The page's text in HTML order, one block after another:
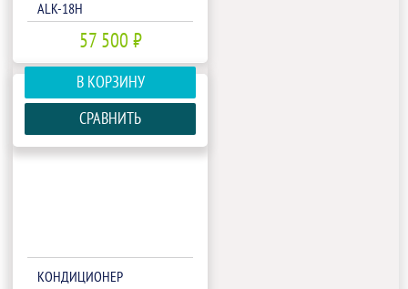
ALK-18H
57 500 ₽
В КОРЗИНУ
СРАВНИТЬ
КОНДИЦИОНЕР